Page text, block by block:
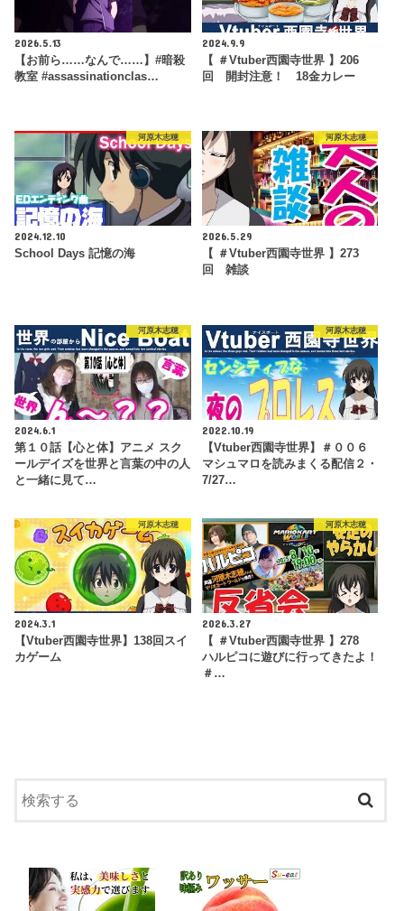
2026.5.13
【お前ら……なんで……】#暗殺
教室 #assassinationclas…
2024.9.9
【 ＃Vtuber西園寺世界 】206
回 開封注意！ 18金カレー
河原木志穂
2024.12.10
School Days 記憶の海
河原木志穂
2026.5.29
【 ＃Vtuber西園寺世界 】273
回 雑談
河原木志穂
2024.6.1
第１０話【心と体】アニメ スク
ールデイズを世界と言葉の中の人
と一緒に見て…
河原木志穂
2022.10.19
【Vtuber西園寺世界】＃００６
マシュマロを読みまくる配信２・
7/27…
河原木志穂
2024.3.1
【Vtuber西園寺世界】138回スイ
カゲーム
河原木志穂
2026.3.27
【 ＃Vtuber西園寺世界 】278
ハルピコに遊びに行ってきたよ！
＃…